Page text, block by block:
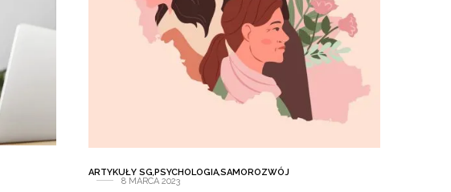
ARTYKUŁY SG,PSYCHOLOGIA,SAMOROZWÓJ
8 MARCA 2023